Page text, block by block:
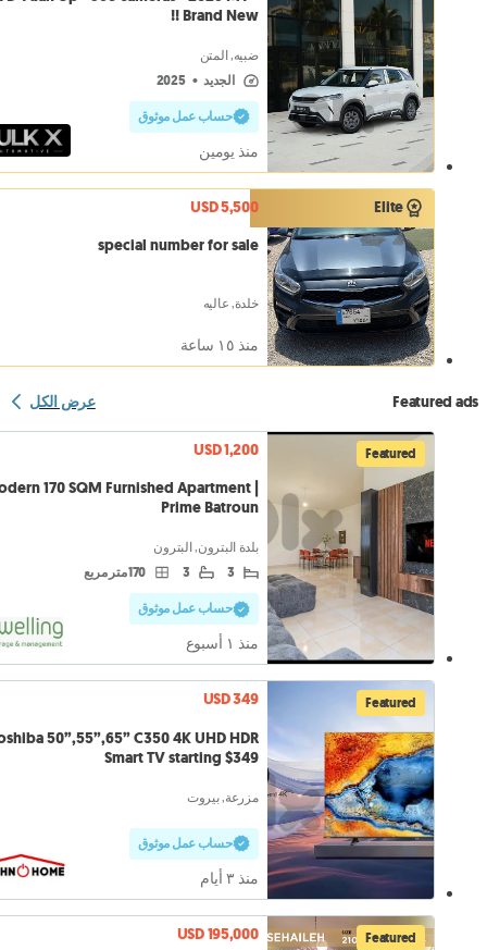
Brand New !!
ضبيه, المتن
الجديد •
2025
حساب عمل موثوق
منذ يومين
Elite
USD 5,500
special number for sale
خلدة, عاليه
منذ ١٥ ساعة
Featured ads عرض الكل
Featured
USD 1,200
170 SQM Furnished Apartment |
Prime Batroun
بلدة البترون, البترون
3
3 170 متر مربع
حساب عمل موثوق
منذ ١ أسبوع
Featured
USD 349
50”,55”,65” C350 4K UHD HDR
Smart TV starting $349
مزرعة, بيروت
حساب عمل موثوق
منذ ٣ أيام
Featured
USD 195,000